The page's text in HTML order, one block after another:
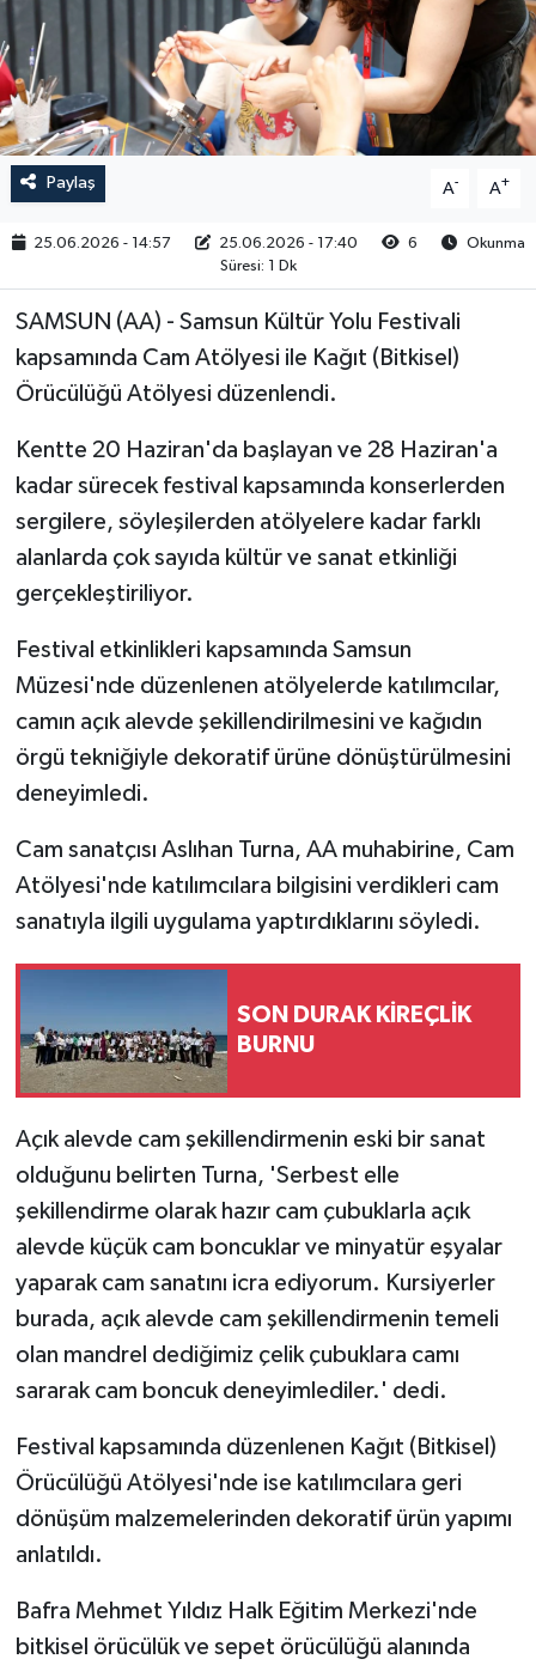
Paylaş A- A+
25.06.2026 - 14:57 25.06.2026 - 17:40 6
Okunma
Süresi: 1 Dk
SAMSUN (AA) - Samsun Kültür Yolu Festivali
kapsamında Cam Atölyesi ile Kağıt (Bitkisel)
Örücülüğü Atölyesi düzenlendi.
Kentte 20 Haziran'da başlayan ve 28 Haziran'a
kadar sürecek festival kapsamında konserlerden
sergilere, söyleşilerden atölyelere kadar farklı
alanlarda çok sayıda kültür ve sanat etkinliği
gerçekleştiriliyor.
Festival etkinlikleri kapsamında Samsun
Müzesi'nde düzenlenen atölyelerde katılımcılar,
camın açık alevde şekillendirilmesini ve kağıdın
örgü tekniğiyle dekoratif ürüne dönüştürülmesini
deneyimledi.
Cam sanatçısı Aslıhan Turna, AA muhabirine, Cam
Atölyesi'nde katılımcılara bilgisini verdikleri cam
sanatıyla ilgili uygulama yaptırdıklarını söyledi.
SON DURAK KİREÇLİK
BURNU
Açık alevde cam şekillendirmenin eski bir sanat
olduğunu belirten Turna, 'Serbest elle
şekillendirme olarak hazır cam çubuklarla açık
alevde küçük cam boncuklar ve minyatür eşyalar
yaparak cam sanatını icra ediyorum. Kursiyerler
burada, açık alevde cam şekillendirmenin temeli
olan mandrel dediğimiz çelik çubuklara camı
sararak cam boncuk deneyimlediler.' dedi.
Festival kapsamında düzenlenen Kağıt (Bitkisel)
Örücülüğü Atölyesi'nde ise katılımcılara geri
dönüşüm malzemelerinden dekoratif ürün yapımı
anlatıldı.
Bafra Mehmet Yıldız Halk Eğitim Merkezi'nde
bitkisel örücülük ve sepet örücülüğü alanında
RESMİ İLAN